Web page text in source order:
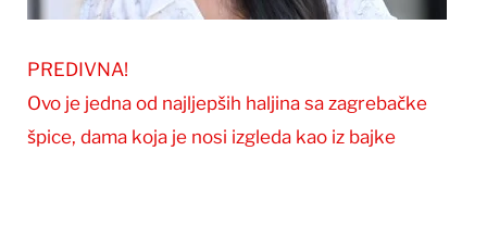
PREDIVNA!
Ovo je jedna od najljepših haljina sa zagrebačke
špice, dama koja je nosi izgleda kao iz bajke